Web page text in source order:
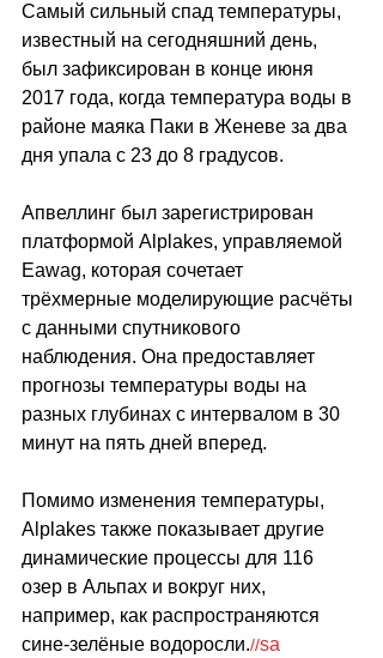
Самый сильный спад температуры,
известный на сегодняшний день,
был зафиксирован в конце июня
2017 года, когда температура воды в
районе маяка Паки в Женеве за два
дня упала с 23 до 8 градусов.
Апвеллинг был зарегистрирован
платформой Alplakes, управляемой
Eawag, которая сочетает
трёхмерные моделирующие расчёты
с данными спутникового
наблюдения. Она предоставляет
прогнозы температуры воды на
разных глубинах с интервалом в 30
минут на пять дней вперед.
Помимо изменения температуры,
Alplakes также показывает другие
динамические процессы для 116
озер в Альпах и вокруг них,
например, как распространяются
сине-зелёные водоросли.//sa